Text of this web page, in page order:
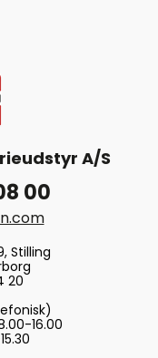
A/S
00
Stilling
20
16.00